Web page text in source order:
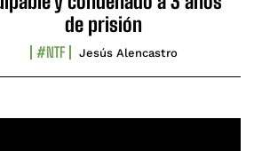
de prisión
#NTF Jesús Alencastro